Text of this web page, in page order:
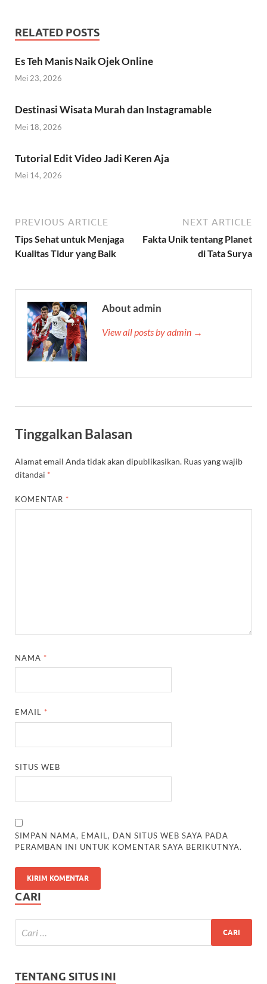
RELATED POSTS
Es Teh Manis Naik Ojek Online
Mei 23, 2026
Destinasi Wisata Murah dan Instagramable
Mei 18, 2026
Tutorial Edit Video Jadi Keren Aja
Mei 14, 2026
PREVIOUS ARTICLE
Tips Sehat untuk Menjaga
Kualitas Tidur yang Baik
NEXT ARTICLE
Fakta Unik tentang Planet
di Tata Surya
About admin
View all posts by admin →
Tinggalkan Balasan
Alamat email Anda tidak akan dipublikasikan. Ruas yang wajib
ditandai *
KOMENTAR *
NAMA *
EMAIL *
SITUS WEB
SIMPAN NAMA, EMAIL, DAN SITUS WEB SAYA PADA
PERAMBAN INI UNTUK KOMENTAR SAYA BERIKUTNYA.
CARI
TENTANG SITUS INI